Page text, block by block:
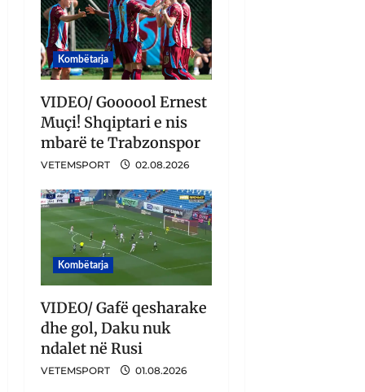
Kombëtarja
VIDEO/ Goooool Ernest
Muçi! Shqiptari e nis
mbarë te Trabzonspor
VETEMSPORT 02.08.2026
Kombëtarja
VIDEO/ Gafë qesharake
dhe gol, Daku nuk
ndalet në Rusi
VETEMSPORT 01.08.2026